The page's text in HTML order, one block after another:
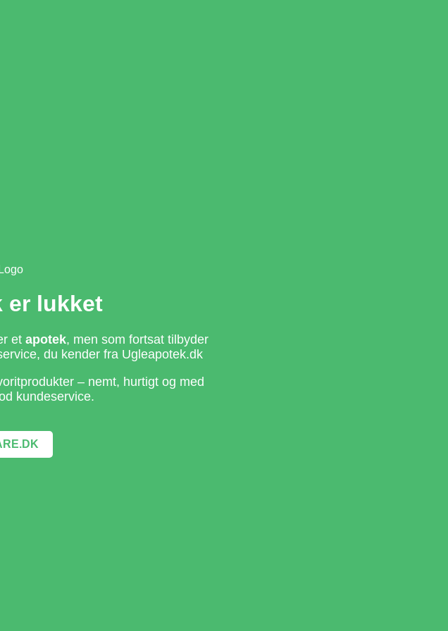
er lukket
et apotek, men som fortsat tilbyder
du kender fra Ugleapotek.dk
– nemt, hurtigt og med
kundeservice.